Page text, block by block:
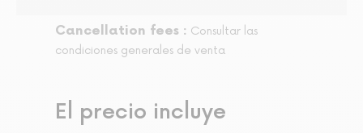
Cancellation fees : Consultar las
condiciones generales de venta
El precio incluye